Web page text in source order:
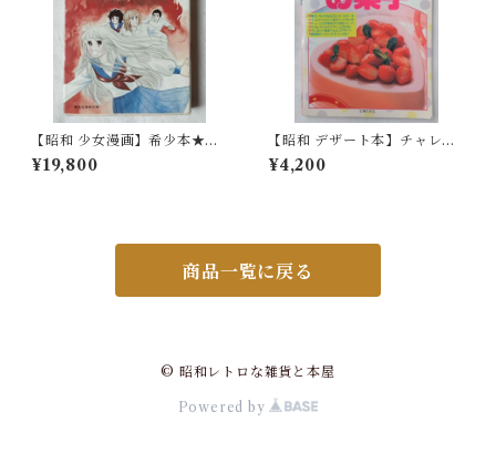
【昭和 少女漫画】希少本★東
京マグニチュード8.2 中森清子
（昭和58年）
¥19,800
【昭和 デザート本】チャレン
ジしましょ！つめたーいお菓
子（昭和62年）
¥4,200
商品一覧に戻る
© 昭和レトロな雑貨と本屋
Powered by